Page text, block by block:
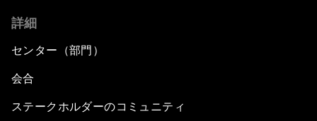
詳細
センター（部門）
会合
ステークホルダーのコミュニティ